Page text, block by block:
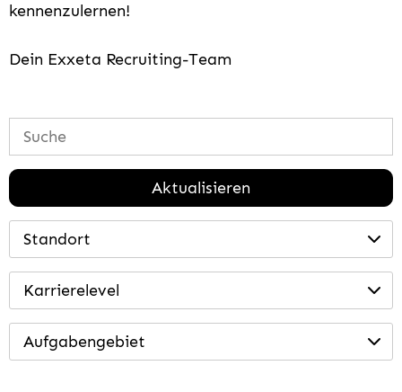
kennenzulernen!
Dein Exxeta Recruiting-Team
Aktualisieren
Standort
Karrierelevel
Aufgabengebiet